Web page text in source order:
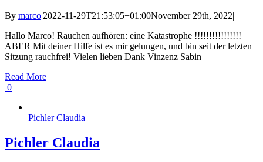
By marco|2022-11-29T21:53:05+01:00November 29th, 2022|
Hallo Marco! Rauchen aufhören: eine Katastrophe !!!!!!!!!!!!!!!!
ABER Mit deiner Hilfe ist es mir gelungen, und bin seit der letzten
Sitzung rauchfrei! Vielen lieben Dank Vinzenz Sabin
Read More
0
Pichler Claudia
Pichler Claudia